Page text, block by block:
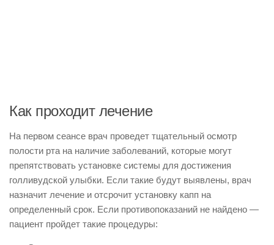
Как проходит лечение
На первом сеансе врач проведет тщательный осмотр
полости рта на наличие заболеваний, которые могут
препятствовать установке системы для достижения
голливудской улыбки. Если такие будут выявлены, врач
назначит лечение и отсрочит установку капп на
определенный срок. Если противопоказаний не найдено —
пациент пройдет такие процедуры: